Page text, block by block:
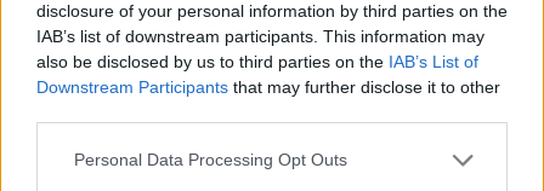
disclosure of your personal information by third parties on the
IAB’s list of downstream participants. This information may
also be disclosed by us to third parties on the IAB’s List of
Downstream Participants that may further disclose it to other
Personal Data Processing Opt Outs
Shtuarmë 3.06.2026 13:15
Tags:
Ballkanit Perëndimor , heqja roaming-ut
mes BE-së , miratohet , nisja e negociatave